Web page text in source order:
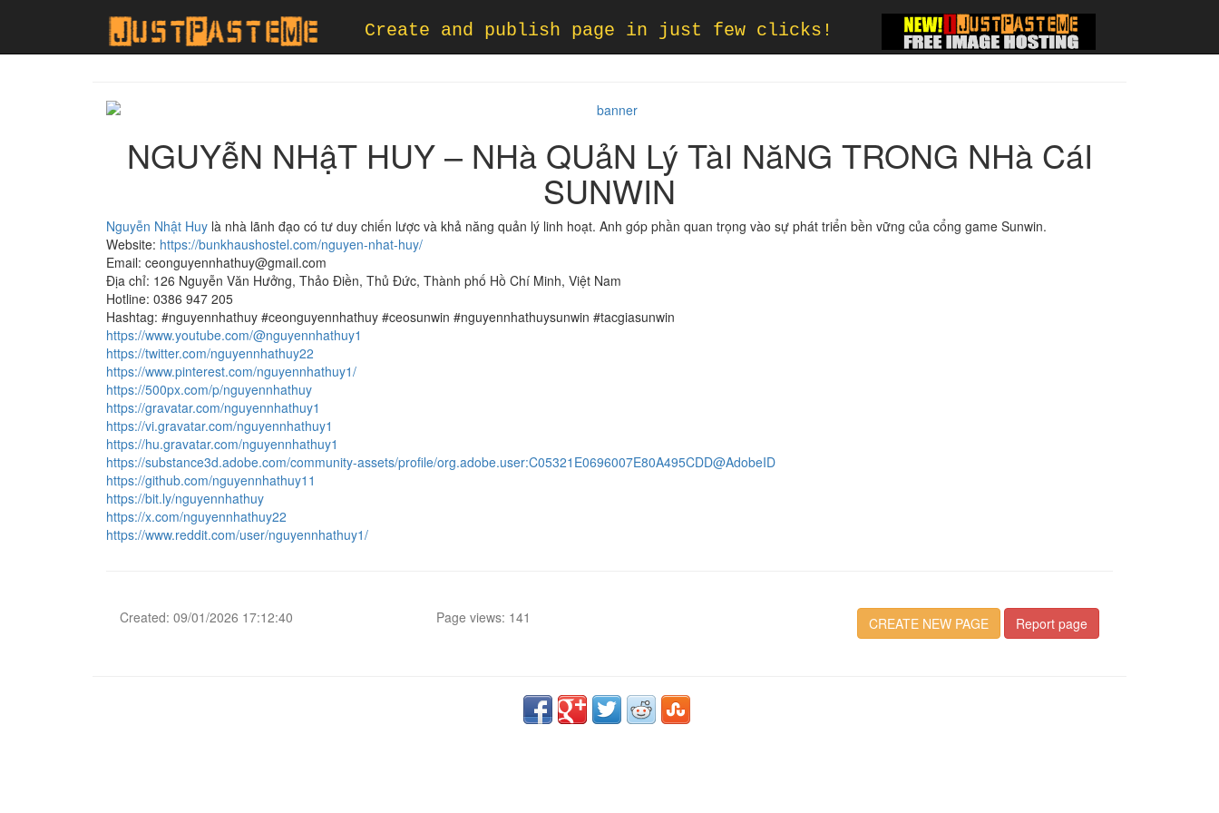
Create and publish page in just few clicks!
NGUYễN NHậT HUY – NHà QUảN Lý TàI NăNG TRONG NHà CáI
SUNWIN
Nguyễn Nhật Huy là nhà lãnh đạo có tư duy chiến lược và khả năng quản lý linh hoạt. Anh góp phần quan trọng vào sự phát triển bền vững của cổng game Sunwin.
Website: https://bunkhaushostel.com/nguyen-nhat-huy/
Email: ceonguyennhathuy@gmail.com
Địa chỉ: 126 Nguyễn Văn Hưởng, Thảo Điền, Thủ Đức, Thành phố Hồ Chí Minh, Việt Nam
Hotline: 0386 947 205
Hashtag: #nguyennhathuy #ceonguyennhathuy #ceosunwin #nguyennhathuysunwin #tacgiasunwin
https://www.youtube.com/@nguyennhathuy1
https://twitter.com/nguyennhathuy22
https://www.pinterest.com/nguyennhathuy1/
https://500px.com/p/nguyennhathuy
https://gravatar.com/nguyennhathuy1
https://vi.gravatar.com/nguyennhathuy1
https://hu.gravatar.com/nguyennhathuy1
https://substance3d.adobe.com/community-assets/profile/org.adobe.user:C05321E0696007E80A495CDD@AdobeID
https://github.com/nguyennhathuy11
https://bit.ly/nguyennhathuy
https://x.com/nguyennhathuy22
https://www.reddit.com/user/nguyennhathuy1/
Created: 09/01/2026 17:12:40 Page views: 141 CREATE NEW PAGE Report page